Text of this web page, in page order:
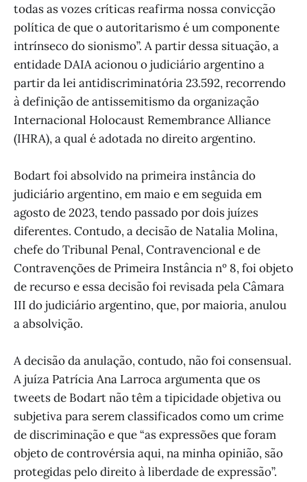
todas as vozes críticas reafirma nossa convicção
política de que o autoritarismo é um componente
intrínseco do sionismo”. A partir dessa situação, a
entidade DAIA acionou o judiciário argentino a
partir da lei antidiscriminatória 23.592, recorrendo
à definição de antissemitismo da organização
Internacional Holocaust Remembrance Alliance
(IHRA), a qual é adotada no direito argentino.
Bodart foi absolvido na primeira instância do
judiciário argentino, em maio e em seguida em
agosto de 2023, tendo passado por dois juízes
diferentes. Contudo, a decisão de Natalia Molina,
chefe do Tribunal Penal, Contravencional e de
Contravenções de Primeira Instância nº 8, foi objeto
de recurso e essa decisão foi revisada pela Câmara
III do judiciário argentino, que, por maioria, anulou
a absolvição.
A decisão da anulação, contudo, não foi consensual.
A juíza Patrícia Ana Larroca argumenta que os
tweets de Bodart não têm a tipicidade objetiva ou
subjetiva para serem classificados como um crime
de discriminação e que “as expressões que foram
objeto de controvérsia aqui, na minha opinião, são
protegidas pelo direito à liberdade de expressão”.